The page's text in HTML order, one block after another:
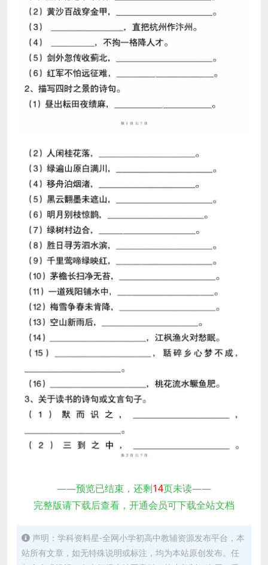
——预览已结束，还剩14页未读——
完整版请下载后查看，开通会员可下载全站文档
声明：学科资料星-全网小学初高中教辅资源发布平台，本
站所有文章，如无特殊说明或标注，均为本站原创发布。任